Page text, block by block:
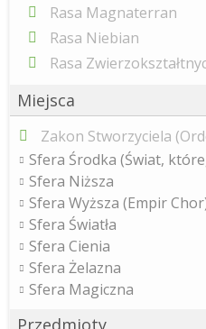
Rasa Magnaterran
Rasa Niebian
Rasa
Miejsca
Zakon Stworzyciela
Sfera Środka (Świat,
Sfera Niższa
Sfera Wyższa (Empir
Sfera Światła
Sfera Cienia
Sfera Żelazna
Sfera Magiczna
Przedmioty